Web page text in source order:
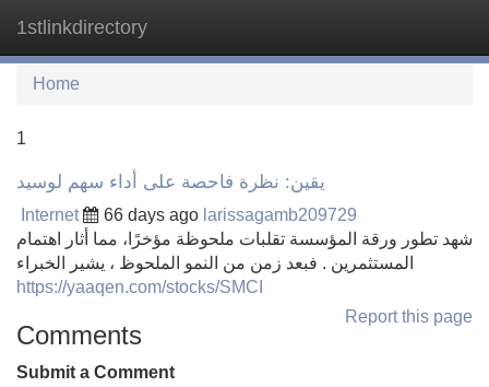
1stlinkdirectory
Home
1
يقين: نظرة فاحصة على أداء سهم لوسيد
Internet 66 days ago larissagamb209729
شهد تطور ورقة المؤسسة تقلبات ملحوظة مؤخرًا، مما أثار اهتمام
المستثمرين . فبعد زمن من النمو الملحوظ ، يشير الخبراء
https://yaaqen.com/stocks/SMCI
Report this page
Comments
Submit a Comment